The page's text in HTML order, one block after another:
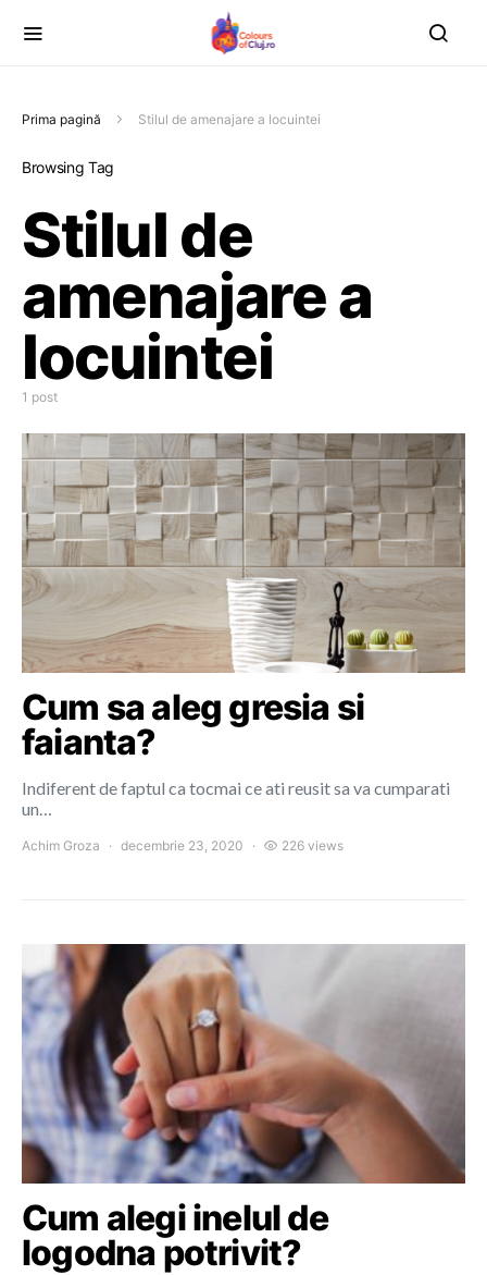
Prima pagină Stilul de amenajare a locuintei
Browsing Tag
Stilul de
amenajare a
locuintei
1 post
Cum sa aleg gresia si
faianta?
Indiferent de faptul ca tocmai ce ati reusit sa va cumparati
un…
Achim Groza decembrie 23, 2020 226 views
Cum alegi inelul de
logodna potrivit?